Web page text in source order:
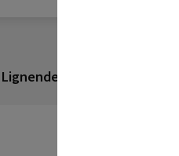
Lignende produkter